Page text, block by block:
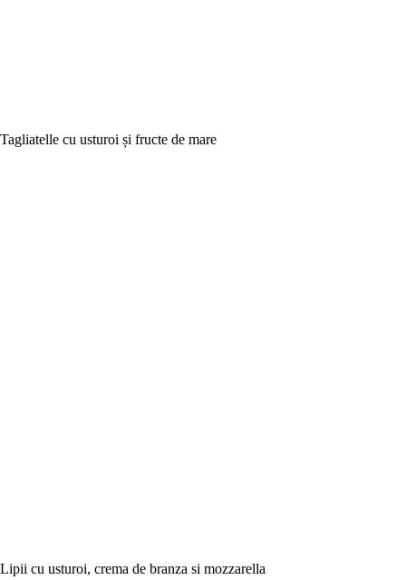
Tagliatelle cu usturoi și fructe de mare
Lipii cu usturoi, crema de branza si mozzarella